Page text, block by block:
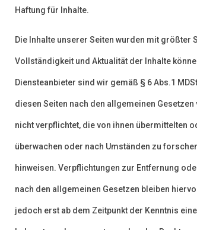
Haftung für Inhalte.
Die Inhalte unserer Seiten wurden mit größter
Vollständigkeit und Aktualität der Inhalte
Diensteanbieter sind wir gemäß § 6 Abs.1
diesen Seiten nach den allgemeinen
nicht verpflichtet, die von ihnen übermittelten
überwachen oder nach Umständen zu
hinweisen. Verpflichtungen zur Entfernung
nach den allgemeinen Gesetzen bleiben
jedoch erst ab dem Zeitpunkt der Kenntnis